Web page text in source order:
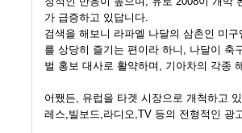
가 급증하고 있답니다.
검색을 해보니 라파엘 나달의 삼촌인 미
를 상당히 즐기는 편이라 하니, 나달이 축
벌 홍보 대사로 활약하며, 기아차의 각종
어쨌든, 유럽을 타겟 시장으로 개척하고
레스,빌보드,라디오,TV 등의 전형적인 광